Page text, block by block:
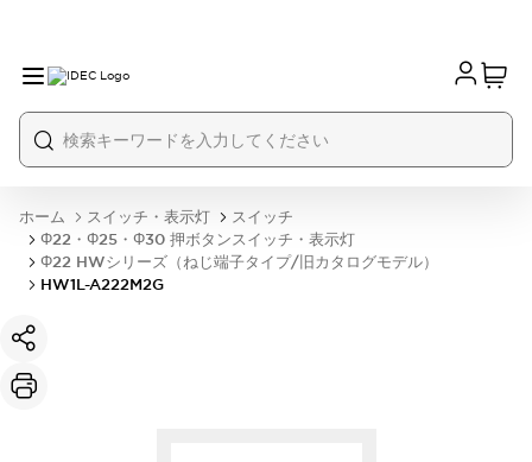
ホーム スイッチ・表示灯
スイッチ
Φ22・Φ25・Φ30 押ボタンスイッチ・表示灯
Φ22 HWシリーズ（ねじ端子タイプ/旧カタログモデル）
HW1L-A222M2G